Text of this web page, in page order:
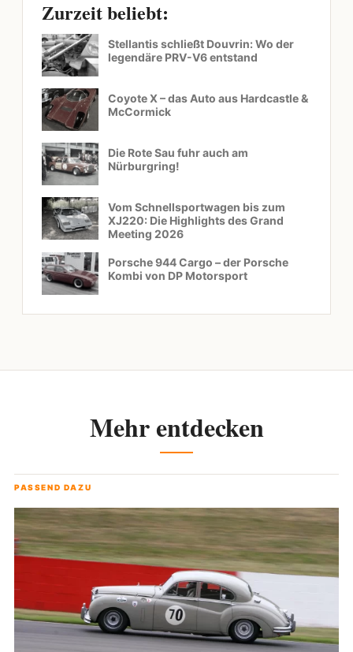
Zurzeit beliebt:
Stellantis schließt Douvrin: Wo der
legendäre PRV-V6 entstand
Coyote X – das Auto aus Hardcastle &
McCormick
Die Rote Sau fuhr auch am
Nürburgring!
Vom Schnellsportwagen bis zum
XJ220: Die Highlights des Grand
Meeting 2026
Porsche 944 Cargo – der Porsche
Kombi von DP Motorsport
Mehr entdecken
PASSEND DAZU